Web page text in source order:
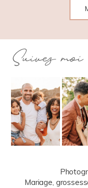
Suivez
Mariage,